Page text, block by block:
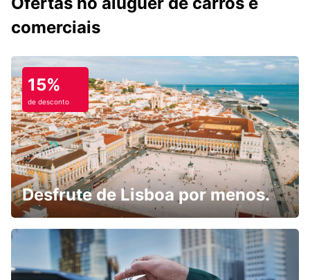
comerciais
15%
de desconto
Desfrute de Lisboa por menos.